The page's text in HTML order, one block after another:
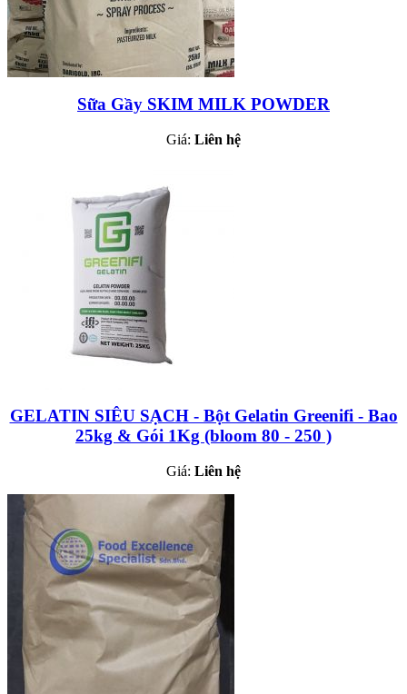
Sữa Gầy SKIM MILK POWDER
Giá: Liên hệ
GELATIN SIÊU SẠCH - Bột Gelatin Greenifi - Bao
25kg & Gói 1Kg (bloom 80 - 250 )
Giá: Liên hệ